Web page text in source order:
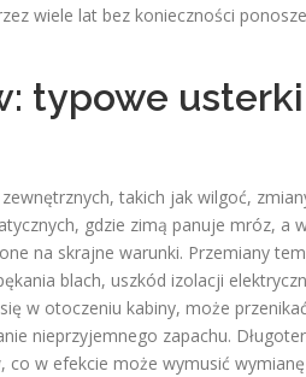
wiele lat bez konieczności
typowe usterki
takich jak wilgoć,
gdzie zimą panuje mróz, a
na skrajne warunki. Przemiany
blach, uszkód izolacji
w otoczeniu kabiny, może
nieprzyjemnego zapachu.
co w efekcie może wymusić wymianę